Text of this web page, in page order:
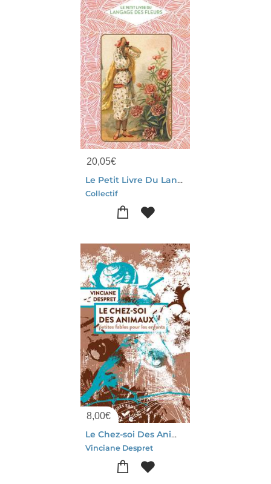
20,05€
Le Petit Livre Du Langage Des Fleurs
Collectif
8,00€
Le Chez-soi Des Animaux : Petites Fables Pour Les Enfants
Vinciane Despret